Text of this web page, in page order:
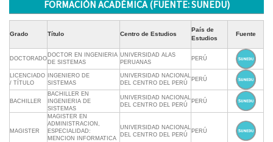
FORMACIÓN ACADÉMICA (FUENTE: SUNEDU)
Grado Título Centro de Estudios
País de
Estudios
Fuente
DOCTORADO
DOCTOR EN INGENIERIA
DE SISTEMAS
UNIVERSIDAD ALAS
PERUANAS
PERÚ
LICENCIADO
/ TÍTULO
INGENIERO DE
SISTEMAS
UNIVERSIDAD NACIONAL
DEL CENTRO DEL PERÚ
PERÚ
BACHILLER
BACHILLER EN
INGENIERIA DE
SISTEMAS
UNIVERSIDAD NACIONAL
DEL CENTRO DEL PERÚ
PERÚ
MAGISTER
MAGISTER EN
ADMINISTRACION,
ESPECIALIDAD:
MENCION INFORMATICA
UNIVERSIDAD NACIONAL
DEL CENTRO DEL PERÚ
PERÚ